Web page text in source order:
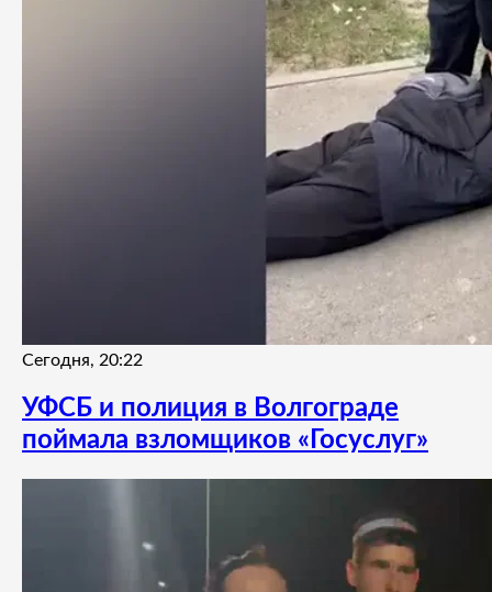
Сегодня, 20:22
УФСБ и полиция в Волгограде
поймала взломщиков «Госуслуг»